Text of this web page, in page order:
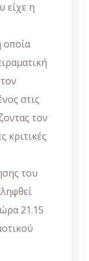
είχε η
στις
τον
κριτικές
του
21.15